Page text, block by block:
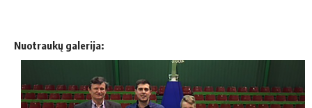
Nuotraukų galerija: